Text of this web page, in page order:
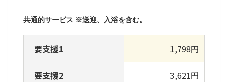
共通的サービス ※送迎、入浴を含む。
要支援1 1,798円
要支援2 3,621円